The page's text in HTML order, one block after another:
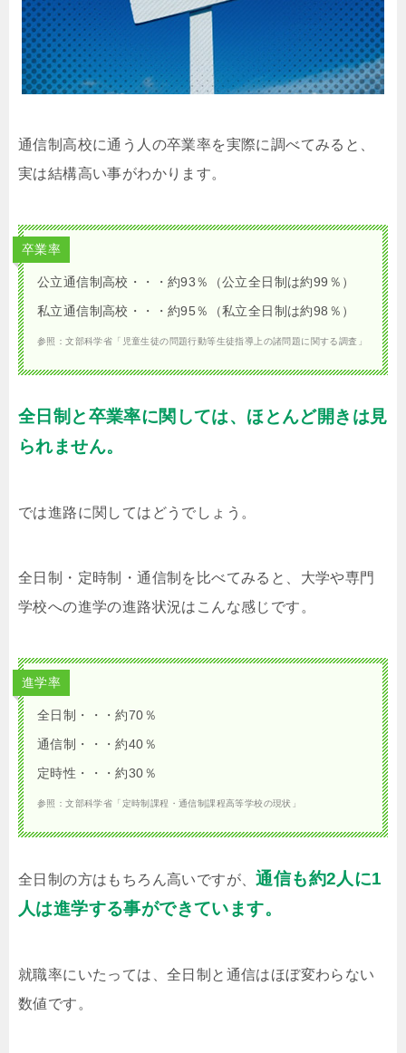
通信制高校に通う人の卒業率を実際に調べてみると、
実は結構高い事がわかります。
卒業率
公立通信制高校・・・約93％（公立全日制は約99％）
私立通信制高校・・・約95％（私立全日制は約98％）
参照：文部科学省「児童生徒の問題行動等生徒指導上の諸問題に関する調査」
全日制と卒業率に関しては、ほとんど開きは見
られません。
では進路に関してはどうでしょう。
全日制・定時制・通信制を比べてみると、大学や専門
学校への進学の進路状況はこんな感じです。
進学率
全日制・・・約70％
通信制・・・約40％
定時性・・・約30％
参照：文部科学省「定時制課程・通信制課程高等学校の現状」
全日制の方はもちろん高いですが、通信も約2人に1
人は進学する事ができています。
就職率にいたっては、全日制と通信はほぼ変わらない
数値です。